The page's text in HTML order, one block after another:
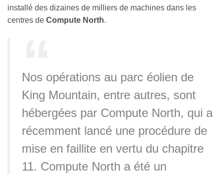
installé des dizaines de milliers de machines dans les
centres de Compute North.
Nos opérations au parc éolien de
King Mountain, entre autres, sont
hébergées par Compute North, qui a
récemment lancé une procédure de
mise en faillite en vertu du chapitre
11. Compute North a été un